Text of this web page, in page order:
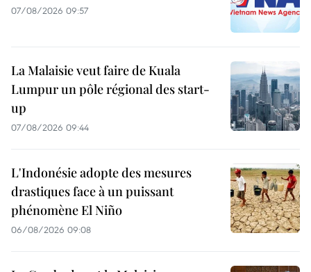
07/08/2026 09:57
La Malaisie veut faire de Kuala
Lumpur un pôle régional des start-
up
07/08/2026 09:44
L'Indonésie adopte des mesures
drastiques face à un puissant
phénomène El Niño
06/08/2026 09:08